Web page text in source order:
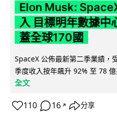
Elon Musk:
入 目標明年數據
蓋全球170國
SpaceX 公佈最新第二季業績，
季度收入按年飆升 92% 至 78
全文
110 16 ↗ 分享